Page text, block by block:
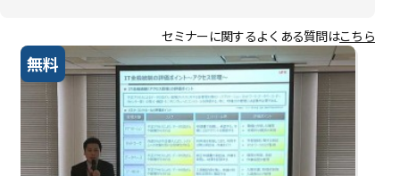
セミナーに関するよくある質問はこちら
無料